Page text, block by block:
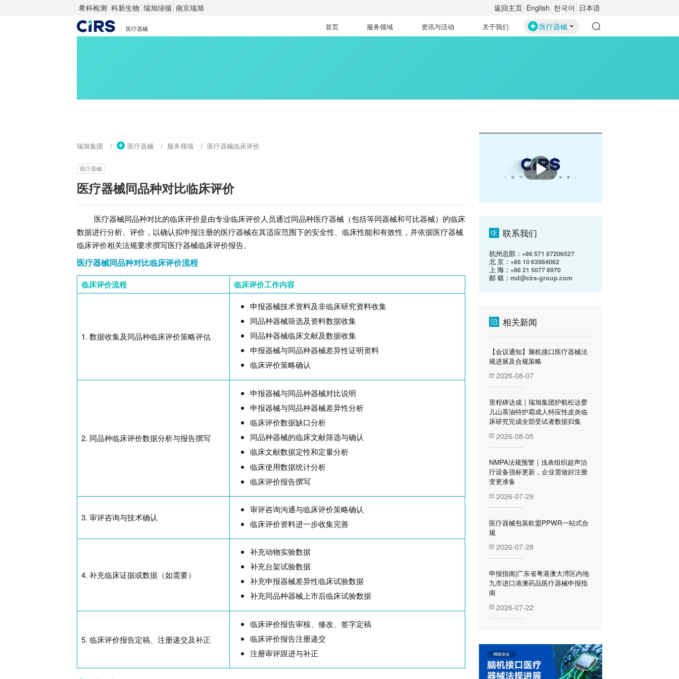
希科检测 科新生物 瑞旭绿循 南京瑞旭 返回主页 English 한국어 日本语
医疗器械 首页 服务领域 资讯与活动 关于我们 医疗器械
瑞旭集团 医疗器械 服务领域 医疗器械临床评价
医疗器械
医疗器械同品种对比临床评价
医疗器械同品种对比的临床评价是由专业临床评价人员通过同品种医疗器械（包括等同器械和可比器械）的临床
数据进行分析、评价，以确认拟申报注册的医疗器械在其适应范围下的安全性、临床性能和有效性，并依据医疗器械
临床评价相关法规要求撰写医疗器械临床评价报告。
医疗器械同品种对比临床评价流程
临床评价流程 临床评价工作内容
1. 数据收集及同品种临床评价策略评估
申报器械技术资料及非临床研究资料收集
同品种器械筛选及资料数据收集
同品种器械临床文献及数据收集
申报器械与同品种器械差异性证明资料
临床评价策略确认
2. 同品种临床评价数据分析与报告撰写
申报器械与同品种器械对比说明
申报器械与同品种器械差异性分析
临床评价数据缺口分析
同品种器械的临床文献筛选与确认
临床文献数据定性和定量分析
临床使用数据统计分析
临床评价报告撰写
3. 审评咨询与技术确认
审评咨询沟通与临床评价策略确认
临床评价资料进一步收集完善
4. 补充临床证据或数据（如需要）
补充动物实验数据
补充台架试验数据
补充申报器械差异性临床试验数据
补充同品种器械上市后临床试验数据
5. 临床评价报告定稿、注册递交及补正
临床评价报告审核、修改、签字定稿
临床评价报告注册递交
注册审评跟进与补正
播
放
联系我们
杭州总部：+86 571 87206527
北 京：+86 10 63984062
上 海：+86 21 5077 8970
邮 箱：md@cirs-group.com
相关新闻
【会议通知】脑机接口医疗器械法
规进展及合规策略
2026-08-07
里程碑达成｜瑞旭集团护航松达婴
儿山茶油特护霜成人特应性皮炎临
床研究完成全部受试者数据归集
2026-08-05
NMPA法规预警｜浅表组织超声治
疗设备强标更新，企业需做好注册
变更准备
2026-07-29
医疗器械包装欧盟PPWR一站式合
规
2026-07-28
申报指南|广东省粤港澳大湾区内地
九市进口港澳药品医疗器械申报指
南
2026-07-22